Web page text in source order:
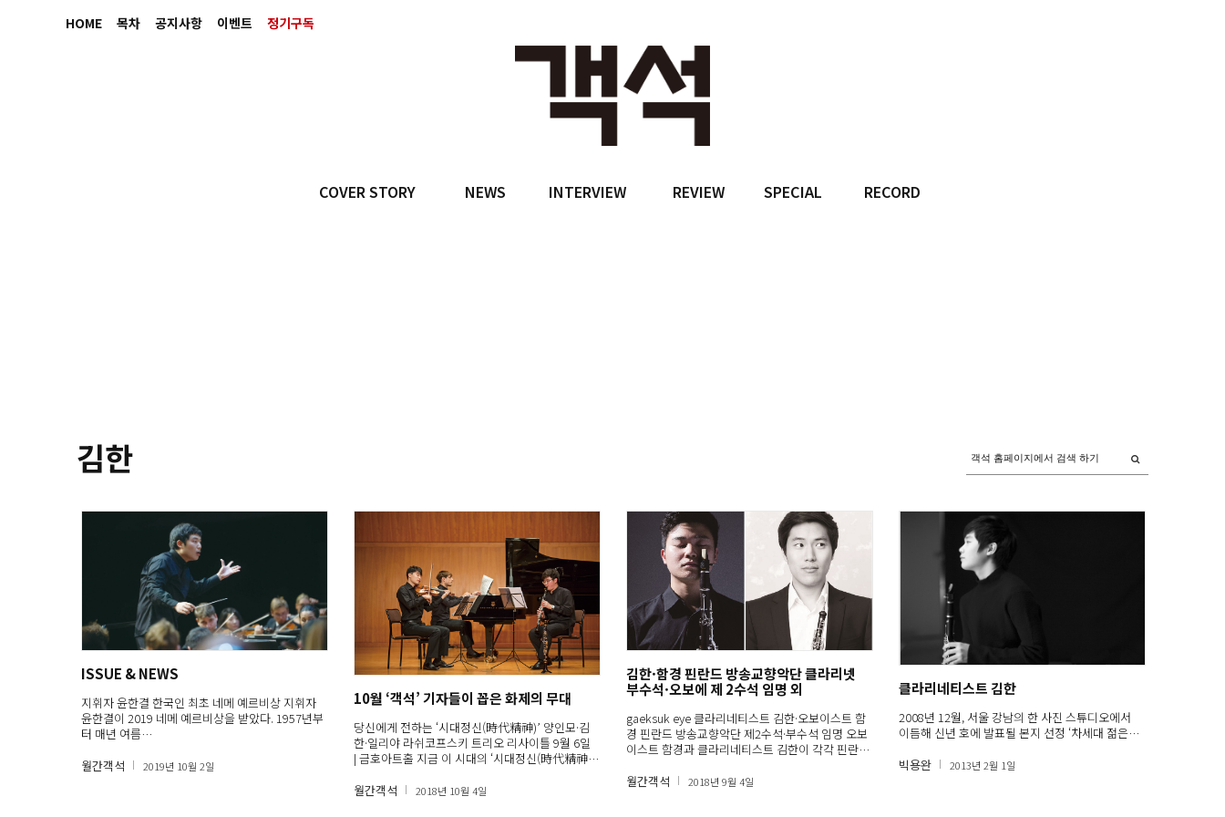
HOME 목차 공지사항 이벤트 정기구독
COVER STORY NEWS INTERVIEW REVIEW SPECIAL RECORD
김한
ISSUE & NEWS
지휘자 윤한결 한국인 최초 네메 예르비상 지휘자
윤한결이 2019 네메 예르비상을 받았다. 1957년부
터 매년 여름…
월간객석
2019년 10월 2일
10월 ‘객석’ 기자들이 꼽은 화제의 무대
당신에게 전하는 ‘시대정신(時代精神)’ 양인모·김
한·일리야 라쉬코프스키 트리오 리사이틀 9월 6일
| 금호아트홀 지금 이 시대의 ‘시대정신(時代精神,
월간객석
2018년 10월 4일
김한·함경 핀란드 방송교향악단 클라리넷
부수석·오보에 제 2수석 임명 외
gaeksuk eye 클라리네티스트 김한·오보이스트 함
경 핀란드 방송교향악단 제2수석·부수석 임명 오보
이스트 함경과 클라리네티스트 김한이 각각 핀란
월간객석
2018년 9월 4일
클라리네티스트 김한
2008년 12월, 서울 강남의 한 사진 스튜디오에서
이듬해 신년 호에 발표될 본지 선정 ‘차세대 젊은…
빅용완
2013년 2월 1일